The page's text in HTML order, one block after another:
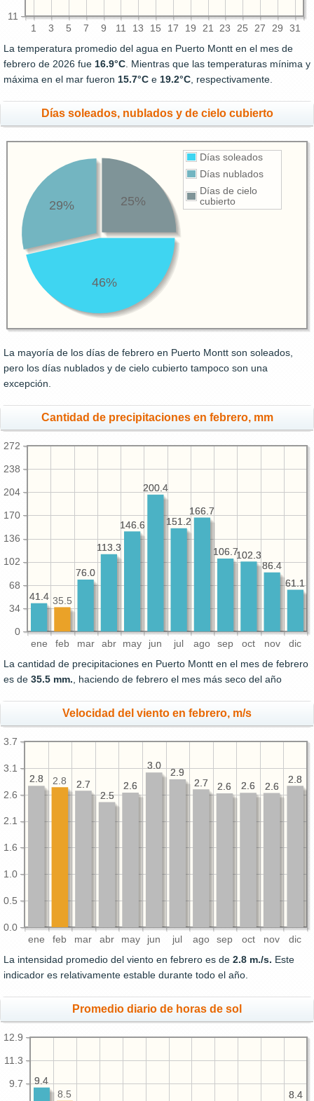
1 3 5 7 9 11 13 15 17 19 21 23 25 27 29 31
11
La temperatura promedio del agua en Puerto Montt en el mes de
febrero de 2026 fue 16.9°C. Mientras que las temperaturas mínima y
máxima en el mar fueron 15.7°C e 19.2°C, respectivamente.
Días soleados, nublados y de cielo cubierto
Días soleados
Días nublados
Días de cielo
cubierto
46%
29% 25%
La mayoría de los días de febrero en Puerto Montt son soleados,
pero los días nublados y de cielo cubierto tampoco son una
excepción.
Cantidad de precipitaciones en febrero, mm
ene feb mar abr may jun jul ago sep oct nov dic
0
34
68
102
136
170
204
238
272
61.1
86.4
102.3
106.7
166.7
151.2
200.4
146.6
113.3
76.0
41.4
61.1
86.4
102.3
106.7
166.7
151.2
200.4
146.6
113.3
76.0
35.5
41.4
La cantidad de precipitaciones en Puerto Montt en el mes de febrero
es de 35.5 mm., haciendo de febrero el mes más seco del año
Velocidad del viento en febrero, m/s
ene feb mar abr may jun jul ago sep oct nov dic
0.0
0.5
1.0
1.6
2.1
2.6
3.1
3.7
2.8
2.6
2.6
2.6
2.7
2.9
3.0
2.6
2.5
2.7
2.8 2.8
2.6
2.6
2.6
2.7
2.9
3.0
2.6
2.5
2.7
2.8
2.8
La intensidad promedio del viento en febrero es de 2.8 m./s. Este
indicador es relativamente estable durante todo el año.
Promedio diario de horas de sol
9.7
11.3
12.9
8.4
9.4
8.4
8.5
9.4